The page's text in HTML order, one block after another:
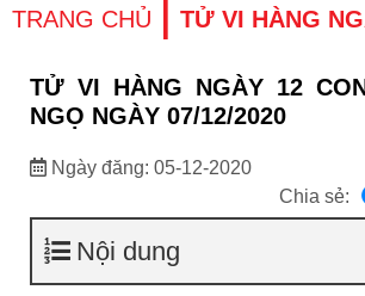
TRANG CHỦ TỬ VI HÀNG
TỬ VI HÀNG NGÀY 12
NGỌ NGÀY 07/12/2020
Ngày đăng: 05-12-2020
Chia sẻ:
Nội dung